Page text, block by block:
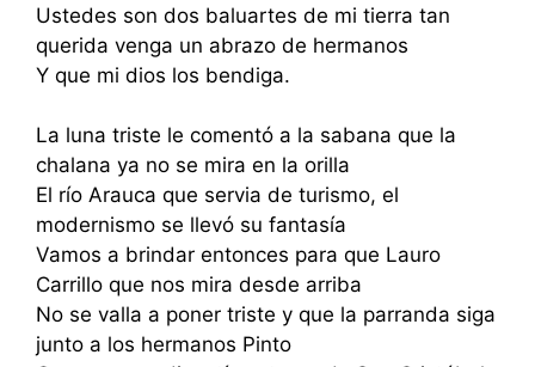
Ustedes son dos baluartes de mi tierra tan
querida venga un abrazo de hermanos
Y que mi dios los bendiga.
La luna triste le comentó a la sabana que la
chalana ya no se mira en la orilla
El río Arauca que servia de turismo, el
modernismo se llevó su fantasía
Vamos a brindar entonces para que Lauro
Carrillo que nos mira desde arriba
No se valla a poner triste y que la parranda siga
junto a los hermanos Pinto